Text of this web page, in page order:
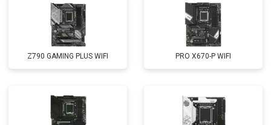
Z790 GAMING PLUS WIFI PRO X670-P WIFI